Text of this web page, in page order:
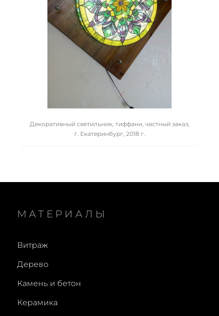
Декоративный светильник, тиффани, частный заказ,
г. Екатеринбург, 2018 г.
МАТЕРИАЛЫ
Витраж
Дерево
Камень и бетон
Керамика